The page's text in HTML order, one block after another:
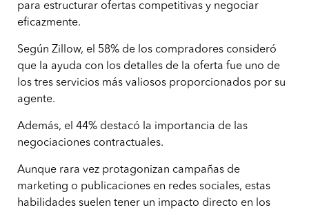
para estructurar ofertas competitivas y negociar
eficazmente.
Según Zillow, el 58% de los compradores consideró
que la ayuda con los detalles de la oferta fue uno de
los tres servicios más valiosos proporcionados por su
agente.
Además, el 44% destacó la importancia de las
negociaciones contractuales.
Aunque rara vez protagonizan campañas de
marketing o publicaciones en redes sociales, estas
habilidades suelen tener un impacto directo en los